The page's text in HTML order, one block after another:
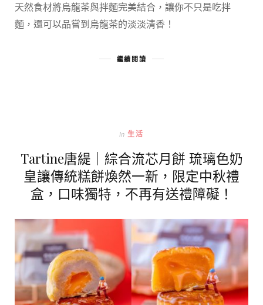
天然食材將烏龍茶與拌麵完美結合，讓你不只是吃拌
麵，還可以品嘗到烏龍茶的淡淡清香！
繼續閱讀
In 生活
Tartine唐緹｜綜合流芯月餅 琉璃色奶
皇讓傳統糕餅煥然一新，限定中秋禮
盒，口味獨特，不再有送禮障礙！